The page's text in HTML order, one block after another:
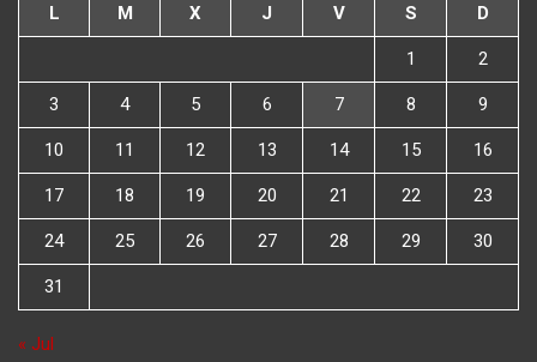
L M X J V S D
1 2
3 4 5 6 7 8 9
10 11 12 13 14 15 16
17 18 19 20 21 22 23
24 25 26 27 28 29 30
31
« Jul